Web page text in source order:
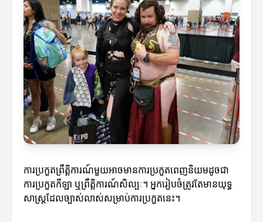
ការប្រកួតព្រឹត្តិការណ៍មួយអាចមានការប្រកួតពេញនិយមដូចជា
ការប្រកួតកីឡា ឬព្រឹត្តិការណ៍សិល្បៈ។ អ្នករៀបចំត្រូវតែមានយុទ្ធ
សាស្ត្រដែលច្បាស់លាស់សម្រាប់ការប្រកួតនេះ។